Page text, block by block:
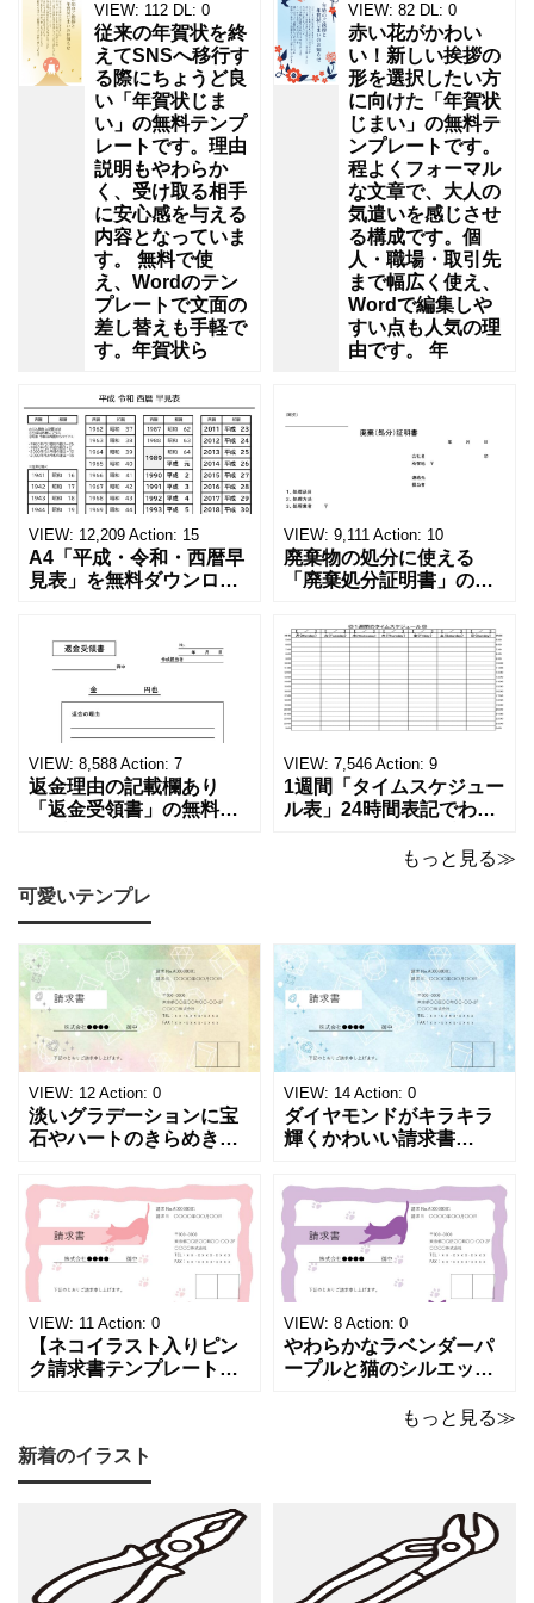
VIEW: 112 DL: 0
従来の年賀状を終
えてSNSへ移行す
る際にちょうど良
い「年賀状じま
い」の無料テンプ
レートです。理由
説明もやわらか
く、受け取る相手
に安心感を与える
内容となっていま
す。 無料で使
え、Wordのテン
プレートで文面の
差し替えも手軽で
す。年賀状ら
VIEW: 82 DL: 0
赤い花がかわい
い！新しい挨拶の
形を選択したい方
に向けた「年賀状
じまい」の無料テ
ンプレートです。
程よくフォーマル
な文章で、大人の
気遣いを感じさせ
る構成です。個
人・職場・取引先
まで幅広く使え、
Wordで編集しや
すい点も人気の理
由です。 年
VIEW: 12,209 Action: 15
A4「平成・令和・西暦早
見表」を無料ダウンロー
る！印刷可能な一覧表！
印刷可能な平成・令和・
西暦早見表を無料ダウン
ロードでご利用いただけ
ます。 パソコンに保存し
ていただくか、A4サイズ
でコピーしてご
VIEW: 9,111 Action: 10
廃棄物の処分に使える
「廃棄処分証明書」の無
ーカーの代理店、回収業
者へおすすめ！(Excel・
Word・PDF)正しく廃棄
されたことを証明する書
類「廃棄処分証明書」の
店や家電メーカーの代理
店、回収
VIEW: 8,588 Action: 7
返金理由の記載欄あり
「返金受領書」の無料テ
め！過払い･誤入金などが
発生した際にも使える、
モノクロでシンプルな
「返金領収書」のテンプ
レートとなります。 A4縦
型サイズで用紙に印
VIEW: 7,546 Action: 9
1週間「タイムスケジュー
ル表」24時間表記でわか
ト！A4横型ExcelやWord
表になります。 A4横型サ
イズの無料テンプレート
で、Excel・Wo
もっと見る≫
可愛いテンプレ
VIEW: 12 Action: 0
淡いグラデーションに宝
石やハートのきらめきを
チックな請求書雛形で
す。パステルピンクやラ
ベンダーの色彩がやわら
かな質感を生み出し、受
け取った相手の心をくす
ぐる特別な仕上がりとな
っています。 ハンドメイ
ド雑貨、コスメブラン
VIEW: 14 Action: 0
ダイヤモンドがキラキラ
輝くかわいい請求書
感あふれるライトブルー
背景に、ジュエルモチー
フを散りばめた煌びやか
な請求書素材です。清潔
感と高級感が同居するデ
ザインは、クライアント
に信頼感と華やかな印象
を同時に届けます
VIEW: 11 Action: 0
【ネコイラスト入りピン
ク請求書テンプレート
ーの猫デザイン請求書雛
形です。波打ちフレーム
の中に描かれたキャット
シルエットや小さな肉球
モチーフが、ビジネス文
書にさりげない
VIEW: 8 Action: 0
やわらかなラベンダーパ
ープルと猫のシルエット
おしゃれな請求書フォー
出したいときにも活躍し
ます。 猫カフェやトリミ
ングサロン
もっと見る≫
新着のイラスト